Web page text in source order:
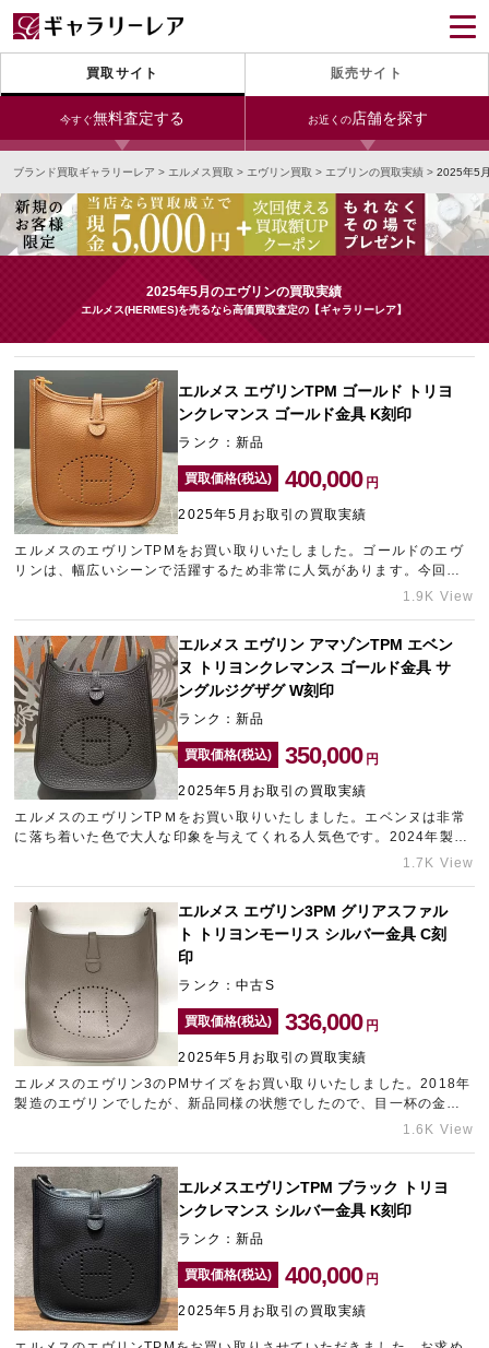
買取サイト 販売サイト
今すぐ無料査定する お近くの店舗を探す
今すぐLINE査定
24時間受付（対応時間10:00～19:00）
宅配買取を申し込む
無料の宅配キットをお届けします
今すぐ電話査定
受付時間 10:00～19:00
銀座本店 青山表参道店 新宿東口店
小田急新宿店
心斎橋本店 東心斎橋店 梅田店
なんば店 神戸元町(三宮)店 LAB大阪
中野ブロードウェイ
宅配買取を申し込む
無料の宅配キットをお届けします
ブランド買取ギャラリーレア > エルメス買取 > エヴリン買取 > エブリンの買取実績 > 2025年5
2025年5月のエヴリンの買取実績
エルメス(HERMES)を売るなら高価買取査定の【ギャラリーレア】
エルメス エヴリンTPM ゴールド トリヨ
ンクレマンス ゴールド金具 K刻印
ランク：新品
買取価格(税込) 400,000 円
2025年5月お取引の買取実績
エルメスのエヴリンTPMをお買い取りいたしました。ゴールドのエヴ
リンは、幅広いシーンで活躍するため非常に人気があります。今回お
買い取りしたバッグは、K刻印・新品未使用という好条件が揃っていた
向を踏まえて丁寧に査定し、高価買取を実現しております。表参道で
ブランド買取店をお探しなら、ギャラリーレア青山表参道店をご利用
くださいませ。
1.9K View
エルメス エヴリン アマゾンTPM エベン
ヌ トリヨンクレマンス ゴールド金具 サ
ングルジグザグ W刻印
ランク：新品
買取価格(税込) 350,000 円
2025年5月お取引の買取実績
エルメスのエヴリンTPＭをお買い取りいたしました。エベンヌは非常
に落ち着いた色で大人な印象を与えてくれる人気色です。2024年製造
のエヴリンをお持ち込みいただけたため、高価買取させていただきま
新宿東口店」にお任せください。
1.7K View
エルメス エヴリン3PM グリアスファル
ト トリヨンモーリス シルバー金具 C刻
印
ランク：中古S
買取価格(税込) 336,000 円
2025年5月お取引の買取実績
エルメスのエヴリン3のPMサイズをお買い取りいたしました。2018年
製造のエヴリンでしたが、新品同様の状態でしたので、目一杯の金額
をご提示させていただきました。ブランドバッグの売却のご相談など
1.6K View
エルメスエヴリンTPM ブラック トリヨ
ンクレマンス シルバー金具 K刻印
ランク：新品
買取価格(税込) 400,000 円
2025年5月お取引の買取実績